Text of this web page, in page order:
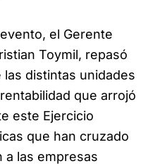
el Gerente
Toymil, repasó
distintas unidades
que arrojó
este Ejercicio
que han cruzado
a las empresas